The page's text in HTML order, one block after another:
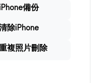
備份
除iPhone
複照片刪除